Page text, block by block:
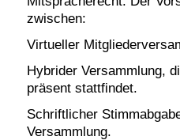
zwischen:
Virtueller
Hybrider Versammlung,
präsent stattfindet.
Schriftlicher
Versammlung.